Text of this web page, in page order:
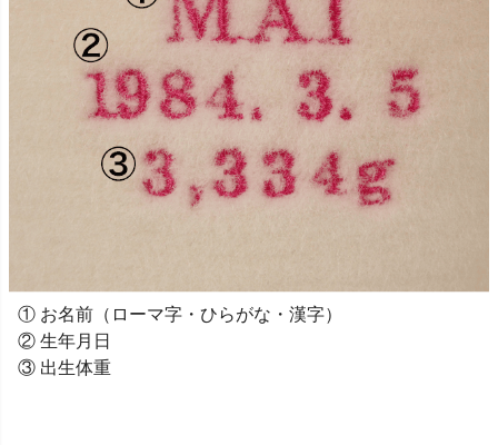
① お名前（ローマ字・ひらがな・漢字）
② 生年月日
③ 出生体重